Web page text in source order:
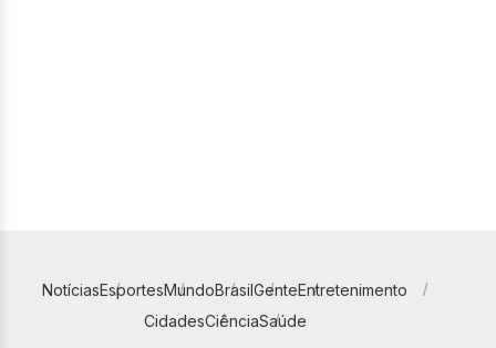
NotíciasEsportesMundoBrasilGenteEntretenimento
CidadesCiênciaSaúde